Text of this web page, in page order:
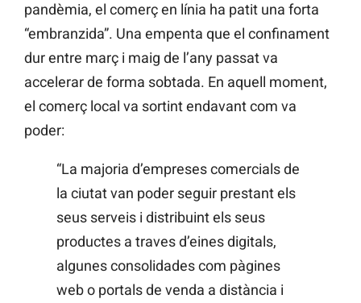
pandèmia, el comerç en línia ha patit una forta
“embranzida”. Una empenta que el confinament
dur entre març i maig de l’any passat va
accelerar de forma sobtada. En aquell moment,
el comerç local va sortint endavant com va
poder:
“La majoria d’empreses comercials de
la ciutat van poder seguir prestant els
seus serveis i distribuint els seus
productes a traves d’eines digitals,
algunes consolidades com pàgines
web o portals de venda a distància i